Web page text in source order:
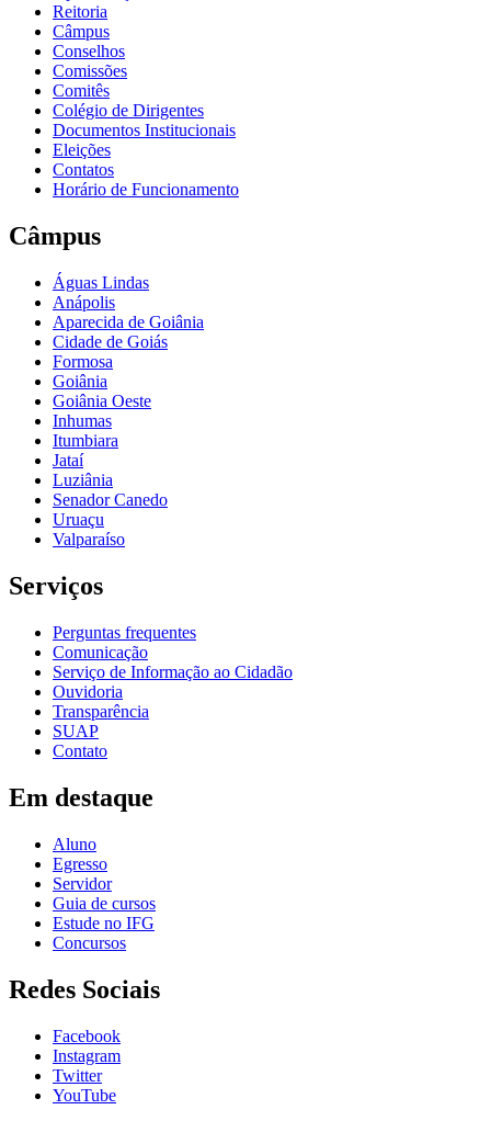
Reitoria
Câmpus
Conselhos
Comissões
Comitês
Colégio de Dirigentes
Documentos Institucionais
Eleições
Contatos
Horário de Funcionamento
Câmpus
Águas Lindas
Anápolis
Aparecida de Goiânia
Cidade de Goiás
Formosa
Goiânia
Goiânia Oeste
Inhumas
Itumbiara
Jataí
Luziânia
Senador Canedo
Uruaçu
Valparaíso
Serviços
Perguntas frequentes
Comunicação
Serviço de Informação ao Cidadão
Ouvidoria
Transparência
SUAP
Contato
Em destaque
Aluno
Egresso
Servidor
Guia de cursos
Estude no IFG
Concursos
Redes Sociais
Facebook
Instagram
Twitter
YouTube